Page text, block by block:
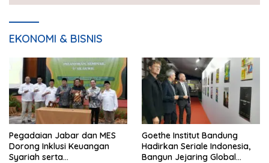
EKONOMI & BISNIS
Pegadaian Jabar dan MES
Dorong Inklusi Keuangan
Syariah serta
Goethe Institut Bandung
Hadirkan Seriale Indonesia,
Bangun Jejaring Global